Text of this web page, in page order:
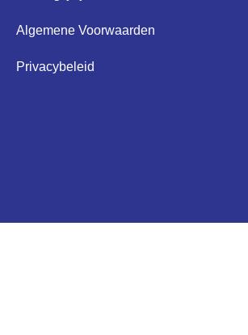
Algemene Voorwaarden
Privacybeleid